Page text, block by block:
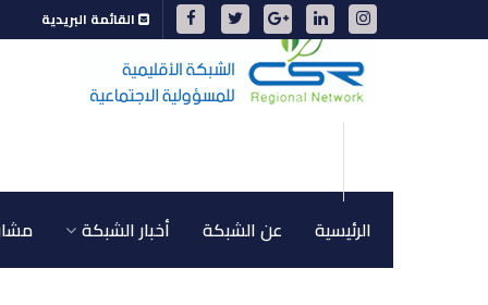
القائمة البريدية
الرئيسية عن الشبكة أخبار الشبكة